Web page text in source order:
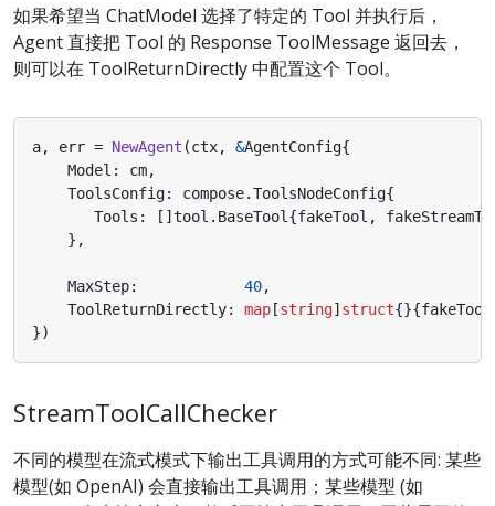
如果希望当 ChatModel 选择了特定的 Tool 并执行后，
Agent 直接把 Tool 的 Response ToolMessage 返回去，
则可以在 ToolReturnDirectly 中配置这个 Tool。
a, err = NewAgent (ctx, &AgentConfig{
Model : cm,
ToolsConfig: compose.ToolsNodeConfig{
Tools : [] tool . BaseTool {fakeTool ,
},
MaxStep: 40,
ToolReturnDirectly: map [string] struct{}{
})
StreamToolCallChecker
不同的模型在流式模式下输出工具调用的方式可能不同: 某些
模型(如 OpenAI) 会直接输出工具调用；某些模型 (如